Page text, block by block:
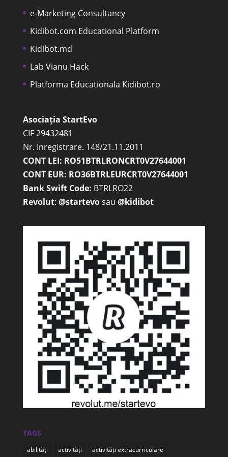
e-Marketing Consultancy
Kidibot.com Educational Platform
Kidibot.md
Lab Vianu Hack
Platforma Educationala Kidibot.ro
Asociația StartEvo
CIF 29432481
Nr. Inregistrare. 148/21.11.2011
CONT LEI: RO51BTRLRONCRT0V27644001
CONT EUR: RO36BTRLEURCRT0V27644001
Bank Swift Code: BTRLRO22
Revolut: @startevosau @kidibot
TAGS
abilități activități activități extracurriculare